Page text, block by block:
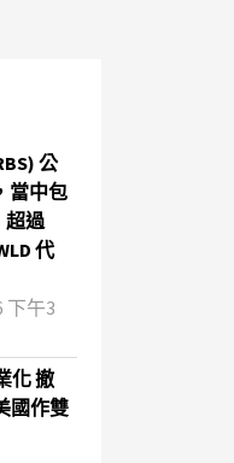
公
當中包
超過
代
下午3
化 撤
國作雙